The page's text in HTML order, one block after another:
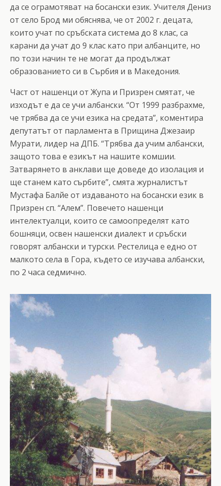
да се ограмотяват на босански език. Учителя Дениз
от село Брод ми обяснява, че от 2002 г. децата,
които учат по сръбската система до 8 клас, са
карани да учат до 9 клас като при албанците, но
по този начин те не могат да продължат
образованието си в Сърбия и в Македония.
Част от нашенци от Жупа и Призрен смятат, че
изходът е да се учи албански. “От 1999 разбрахме,
че трябва да се учи езика на средата”, коментира
депутатът от парламента в Прищина Джезаир
Мурати, лидер на ДПБ. “Трябва да учим албански,
защото това е езикът на нашите комшии.
Затварянето в анклави ще доведе до изолация и
ще станем като сърбите”, смята журналистът
Мустафа Балйе от издаваното на босански език в
Призрен сп. “Алем”. Повечето нашенци
интелектуалци, които се самоопределят като
бошняци, освен нашенски диалект и сръбски
говорят албански и турски. Рестелица е едно от
малкото села в Гора, където се изучава албански,
по 2 часа седмично.